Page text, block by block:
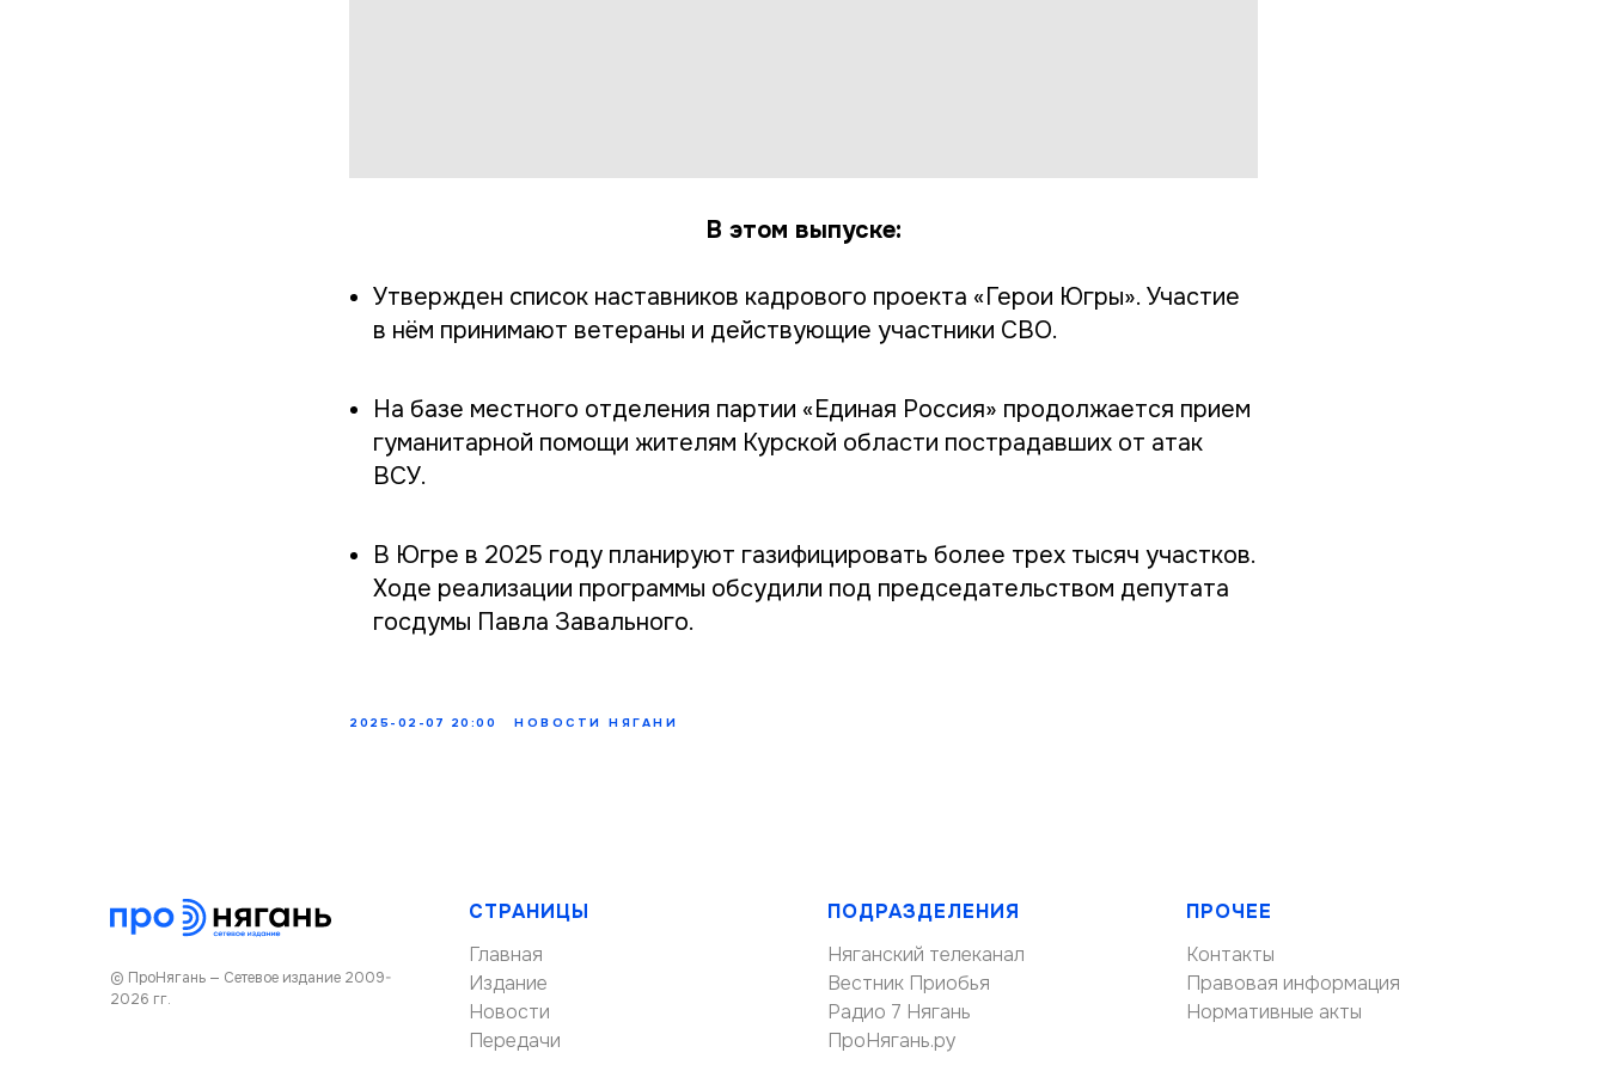
В этом выпуске:
Утвержден список наставников кадрового проекта «Герои Югры». Участие
в нём принимают ветераны и действующие участники СВО.
На базе местного отделения партии «Единая Россия» продолжается прием
гуманитарной помощи жителям Курской области пострадавших от атак
ВСУ.
В Югре в 2025 году планируют газифицировать более трех тысяч участков.
Ходе реализации программы обсудили под председательством депутата
госдумы Павла Завального.
2025-02-07 20:00 НОВОСТИ НЯГАНИ
© ПроНягань — Сетевое издание 2009-
2026 гг.
СТРАНИЦЫ
Главная
Издание
Новости
Передачи
ПОДРАЗДЕЛЕНИЯ
Няганский телеканал
Вестник Приобья
Радио 7 Нягань
ПроНягань.ру
ПРОЧЕЕ
Контакты
Правовая информация
Нормативные акты